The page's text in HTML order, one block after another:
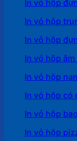
In vỏ hộp
In vỏ hộp
In vỏ hộp
In vỏ hộp
In vỏ hộp
In vỏ hộp có
In vỏ hộp
In vỏ hộp